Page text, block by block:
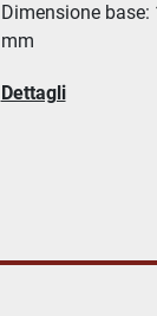
Dimensione base:
mm
Dettagli